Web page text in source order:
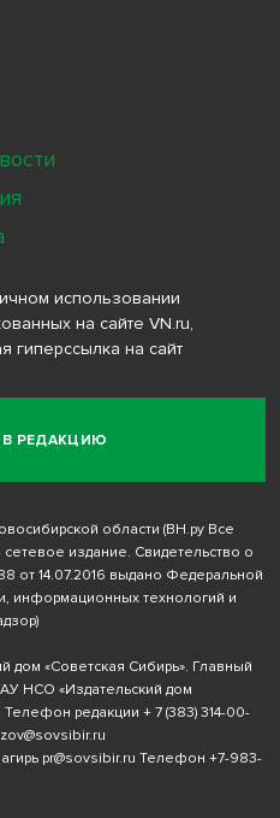
В РЕДАКЦИЮ
использовании
на сайте VN.ru,
гиперссылка на сайт
области (ВН.ру Все
издание. Свидетельство о
от 14.07.2016 выдано Федеральной
информационных технологий и
дом «Советская Сибирь». Главный
НСО «Издательский дом
Телефон редакции + 7 (383) 314-00-
pr@sovsibir.ru Телефон +7-983-